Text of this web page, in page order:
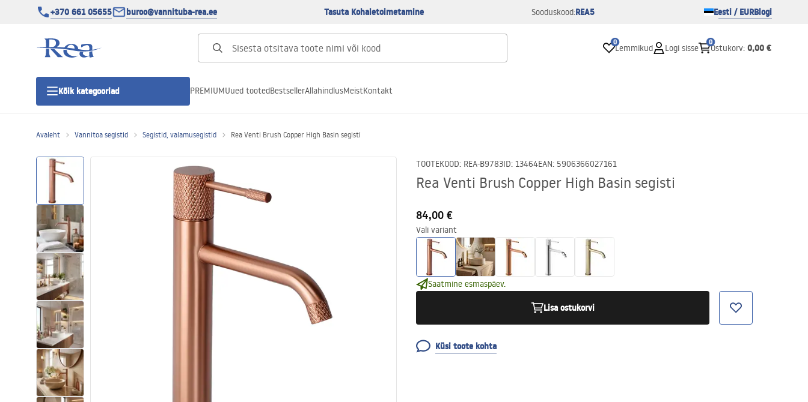
+370 661 05655 buroo@vannituba-rea.ee Tasuta Kohaletoimetamine Sooduskood:REA5 Eesti / EURBlogi
0
Lemmikud Logi sisse
0
Ostukorv: 0,00 €
Kõik kategooriad
Duši uks
Vannitoa dušialused
Lineaarne duši äravool
Tualettruumid
Vajub ära
Vannid ja ekraanid
Vannitoa segistid
PREMIUMUued tootedBestsellerAllahindlusMeistKontakt
Avaleht Vannitoa segistid Segistid, valamusegistid Rea Venti Brush Copper High Basin segisti
TOOTEKOOD: REA-B9783ID: 13464EAN: 5906366027161
Rea Venti Brush Copper High Basin segisti
84,00 €
Vali variant
Saatmine esmaspäev.
Lisa ostukorvi
Küsi toote kohta